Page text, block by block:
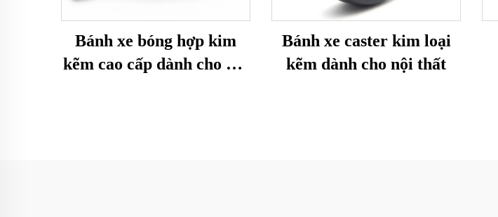
Bánh xe bóng hợp kim
kẽm cao cấp dành cho nội
Bánh xe caster kim loại
kẽm dành cho nội thất